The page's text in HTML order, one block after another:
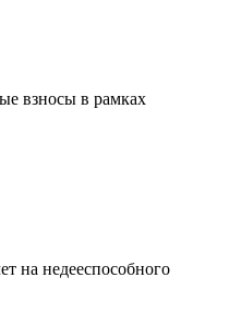
взносы в рамках
на недееспособного